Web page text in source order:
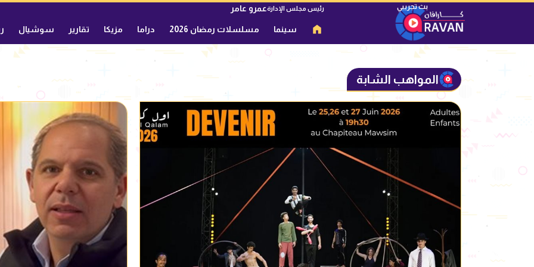
رئيس مجلس الإدارةعمرو عامر
سينما مسلسلات رمضان 2026 دراما مزيكا تقارير سوشيال
المواهب الشابة